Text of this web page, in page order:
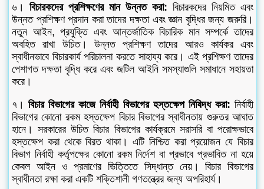
৬। বিচারকদের প্রশিক্ষণের মান উন্নত করা: বিচারকদের নিয়মিত এবং
উন্নত প্রশিক্ষণ প্রদান করা তাদের দক্ষতা এবং জ্ঞান বৃদ্ধির জন্য জরুরি।
নতুন আইন, প্রযুক্তি এবং আন্তর্জাতিক বিচারিক মান সম্পর্কে তাদের
অবহিত রাখা উচিত। উন্নত প্রশিক্ষণ তাদের আরও কার্যকর এবং
স্বাধীনভাবে বিচারকার্য পরিচালনা করতে সাহায্য করে। এই প্রশিক্ষণ তাদের
পেশাগত দক্ষতা বৃদ্ধি করে এবং জটিল আইনি সমস্যাগুলি সমাধানে সহায়তা
করে।
৭।বিচার বিভাগের কাজে নির্বাহী বিভাগের হস্তক্ষেপ নিষিদ্ধ করা: নির্বাহী
বিভাগের কোনো রকম হস্তক্ষেপ বিচার বিভাগের স্বাধীনতায় গুরুতর আঘাত
হানে। সরকারের উচিত বিচার বিভাগের কার্যক্রমে সরাসরি বা পরোক্ষভাবে
হস্তক্ষেপ করা থেকে বিরত থাকা। এটি নিশ্চিত করা প্রয়োজন যে বিচার
বিভাগ নির্বাহী কর্তৃপক্ষের কোনো রকম নির্দেশ বা প্রভাবে প্রভাবিত না হয়ে
কেবল আইন ও প্রমাণের ভিত্তিতে সিদ্ধান্ত নেয়। বিচার বিভাগের
স্বাধীনতা রক্ষা করা একটি শক্তিশালী গণতন্ত্রের জন্য অপরিহার্য।